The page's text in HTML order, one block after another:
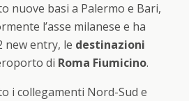
nuove basi a Palermo e Bari,
l’asse milanese e ha
new entry, le destinazioni
di Roma Fiumicino.
i collegamenti Nord-Sud e